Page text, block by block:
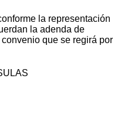
la representación
la adenda de
que se regirá por